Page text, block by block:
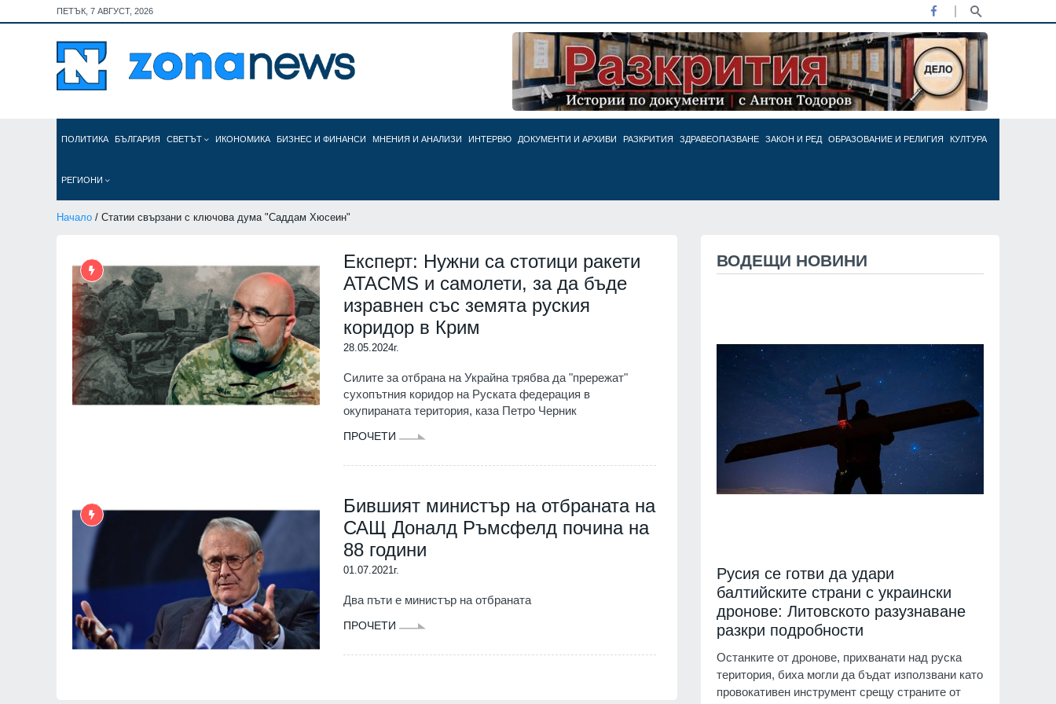
ПЕТЪК, 7 АВГУСТ, 2026
ПОЛИТИКА БЪЛГАРИЯ СВЕТЪТ ИКОНОМИКА БИЗНЕС И ФИНАНСИ МНЕНИЯ И АНАЛИЗИ ИНТЕРВЮ ДОКУМЕНТИ И АРХИВИ РАЗКРИТИЯ ЗДРАВЕОПАЗВАНЕ ЗАКОН И РЕД ОБРАЗОВАНИЕ И РЕЛИГИЯ КУЛТУРА
РЕГИОНИ
Начало / Статии свързани с ключова дума "Саддам Хюсеин"
Експерт: Нужни са стотици ракети
ATACMS и самолети, за да бъде
изравнен със земята руския
коридор в Крим
28.05.2024г.
Силите за отбрана на Украйна трябва да "прережат"
сухопътния коридор на Руската федерация в
окупираната територия, каза Петро Черник
ПРОЧЕТИ
Бившият министър на отбраната на
САЩ Доналд Ръмсфелд почина на
88 години
01.07.2021г.
Два пъти е министър на отбраната
ПРОЧЕТИ
ВОДЕЩИ НОВИНИ
Русия се готви да удари
балтийските страни с украински
дронове: Литовското разузнаване
разкри подробности
Останките от дронове, прихванати над руска
територия, биха могли да бъдат използвани като
провокативен инструмент срещу страните от